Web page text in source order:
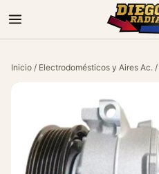
Inicio / Electrodomésticos y Aires Ac. /